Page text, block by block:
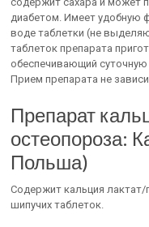
диабетом. Имеет удобную
воде таблетки (не
таблеток препарата
обеспечивающий суточную
Прием препарата не
Препарат
остеопороза:
Польша)
Содержит кальция
шипучих таблеток.